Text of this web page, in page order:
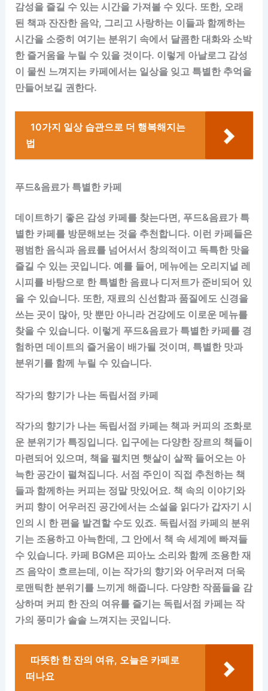
감성을 즐길 수 있는 시간을 가져볼 수 있다. 또한, 오래
된 책과 잔잔한 음악, 그리고 사랑하는 이들과 함께하는
시간을 소중히 여기는 분위기 속에서 달콤한 대화와 소박
한 즐거움을 누릴 수 있을 것이다. 이렇게 아날로그 감성
이 물씬 느껴지는 카페에서는 일상을 잊고 특별한 추억을
만들어보길 권한다.
10가지 일상 습관으로 더 행복해지는
법
푸드&음료가 특별한 카페
데이트하기 좋은 감성 카페를 찾는다면, 푸드&음료가 특
별한 카페를 방문해보는 것을 추천합니다. 이런 카페들은
평범한 음식과 음료를 넘어서서 창의적이고 독특한 맛을
즐길 수 있는 곳입니다. 예를 들어, 메뉴에는 오리지널 레
시피를 바탕으로 한 특별한 음료나 디저트가 준비되어 있
을 수 있습니다. 또한, 재료의 신선함과 품질에도 신경을
쓰는 곳이 많아, 맛 뿐만 아니라 건강에도 이로운 메뉴를
찾을 수 있습니다. 이렇게 푸드&음료가 특별한 카페를 경
험하면 데이트의 즐거움이 배가될 것이며, 특별한 맛과
분위기를 함께 누릴 수 있습니다.
작가의 향기가 나는 독립서점 카페
작가의 향기가 나는 독립서점 카페는 책과 커피의 조화로
운 분위기가 특징입니다. 입구에는 다양한 장르의 책들이
마련되어 있으며, 책을 펼치면 햇살이 살짝 들어오는 아
늑한 공간이 펼쳐집니다. 서점 주인이 직접 추천하는 책
들과 함께하는 커피는 정말 맛있어요. 책 속의 이야기와
커피 향이 어우러진 공간에서는 소설을 읽다가 갑자기 시
인의 시 한 편을 발견할 수도 있죠. 독립서점 카페의 분위
기는 조용하고 아늑한데, 그 안에서 책 속 세계에 빠져들
수 있습니다. 카페 BGM은 피아노 소리와 함께 조용한 재
즈 음악이 흐르는데, 이는 작가의 향기와 어우러져 더욱
로맨틱한 분위기를 느끼게 해줍니다. 다양한 작품들을 감
상하며 커피 한 잔의 여유를 즐기는 독립서점 카페는 작
가의 풍미가 솔솔 느껴지는 곳입니다.
따뜻한 한 잔의 여유, 오늘은 카페로
떠나요